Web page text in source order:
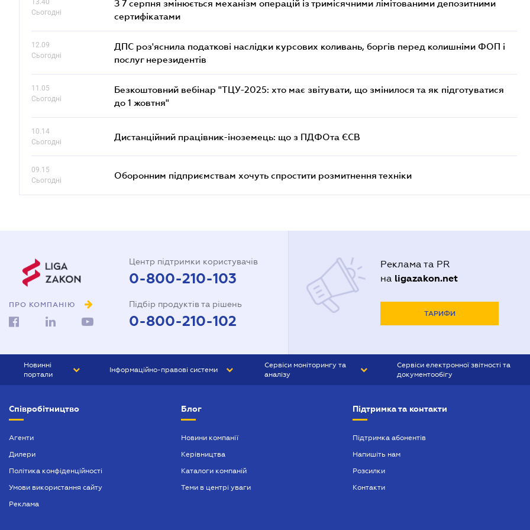
13.40
Сьогодні
З 7 серпня змінюється механізм операцій із тримісячними лімітованими депозитними
сертифікатами
12.09
Сьогодні
ДПС роз'яснила податкові наслідки курсових коливань, боргів перед колишніми ФОП і
послуг нерезидентів
11.05
Сьогодні
Безкоштовний вебінар "ТЦУ-2025: хто має звітувати, що змінилося та як підготуватися
до 1 жовтня"
10.14
Сьогодні
Дистанційний працівник-іноземець: що з ПДФОта ЄСВ
09.15
Сьогодні
Оборонним підприємствам хочуть спростити розмитнення техніки
ПРО КОМПАНІЮ
Центр підтримки користувачів
0-800-210-103
Підбір продуктів та рішень
0-800-210-102
Реклама та PR
на ligazakon.net
ТАРИФИ
Новинні
портали
БІЗНЕС
Інформаційно-правові системи
БУХГАЛТЕР ПРОФ
Сервіси моніторингу та
аналізу
Сервіси електронної звітності та
документообігу
Співробітництво
Агенти
Дилери
Політика конфіденційності
Умови використання сайту
Реклама
Блог
Новини компанії
Керівництва
Каталоги компаній
Теми в центрі уваги
Підтримка та контакти
Підтримка абонентів
Напишіть нам
Розсилки
Контакти